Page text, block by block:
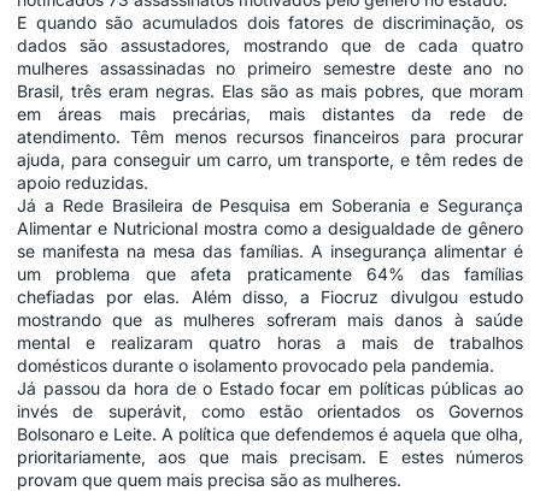
E quando são acumulados dois fatores de discriminação, os
dados são assustadores, mostrando que de cada quatro
mulheres assassinadas no primeiro semestre deste ano no
Brasil, três eram negras. Elas são as mais pobres, que moram
em áreas mais precárias, mais distantes da rede de
atendimento. Têm menos recursos financeiros para procurar
ajuda, para conseguir um carro, um transporte, e têm redes de
apoio reduzidas.
Já a Rede Brasileira de Pesquisa em Soberania e Segurança
Alimentar e Nutricional mostra como a desigualdade de gênero
se manifesta na mesa das famílias. A insegurança alimentar é
um problema que afeta praticamente 64% das famílias
chefiadas por elas. Além disso, a Fiocruz divulgou estudo
mostrando que as mulheres sofreram mais danos à saúde
mental e realizaram quatro horas a mais de trabalhos
domésticos durante o isolamento provocado pela pandemia.
Já passou da hora de o Estado focar em políticas públicas ao
invés de superávit, como estão orientados os Governos
Bolsonaro e Leite. A política que defendemos é aquela que olha,
prioritariamente, aos que mais precisam. E estes números
provam que quem mais precisa são as mulheres.